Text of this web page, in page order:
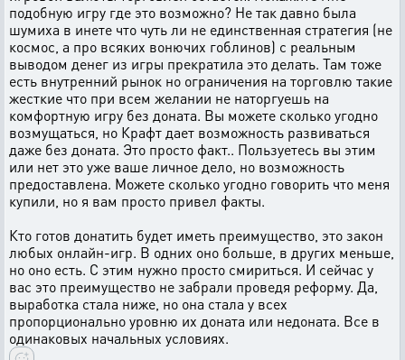
подобную игру где это возможно? Не так давно была
шумиха в инете что чуть ли не единственная стратегия (не
космос, а про всяких вонючих гоблинов) с реальным
выводом денег из игры прекратила это делать. Там тоже
есть внутренний рынок но ограничения на торговлю такие
жесткие что при всем желании не наторгуешь на
комфортную игру без доната. Вы можете сколько угодно
возмущаться, но Крафт дает возможность развиваться
даже без доната. Это просто факт.. Пользуетесь вы этим
или нет это уже ваше личное дело, но возможность
предоставлена. Можете сколько угодно говорить что меня
купили, но я вам просто привел факты.
Кто готов донатить будет иметь преимущество, это закон
любых онлайн-игр. В одних оно больше, в других меньше,
но оно есть. С этим нужно просто смириться. И сейчас у
вас это преимущество не забрали проведя реформу. Да,
выработка стала ниже, но она стала у всех
пропорционально уровню их доната или недоната. Все в
одинаковых начальных условиях.